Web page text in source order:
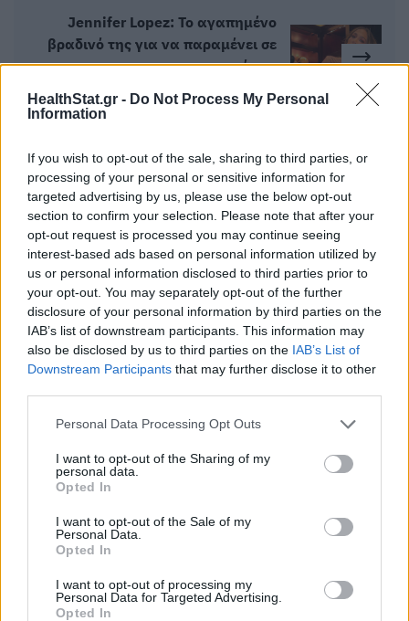
HealthStat.gr - Do Not Process My Personal
Information
If you wish to opt-out of the sale, sharing to third parties, or
processing of your personal or sensitive information for
targeted advertising by us, please use the below opt-out
section to confirm your selection. Please note that after your
opt-out request is processed you may continue seeing
interest-based ads based on personal information utilized by
us or personal information disclosed to third parties prior to
your opt-out. You may separately opt-out of the further
disclosure of your personal information by third parties on the
IAB’s list of downstream participants. This information may
also be disclosed by us to third parties on the IAB’s List of
Downstream Participants that may further disclose it to other
Personal Data Processing Opt Outs
I want to opt-out of the Sharing of my
personal data.
Opted In
I want to opt-out of the Sale of my
Personal Data.
Opted In
I want to opt-out of processing my
Personal Data for Targeted Advertising.
Opted In
Jennifer Lopez: Το αγαπημένο
βραδινό της για να παραμένει σε
φόρμα
ΣΧΕΤΙΚΑ ΑΡΘΡΑ
Καρδιοπαθείς και καλοκαίρι: 8 συμβουλές για
ασφαλείς διακοπές
ΕΥ ΖΗΝ 07/08/2026 - 10:47